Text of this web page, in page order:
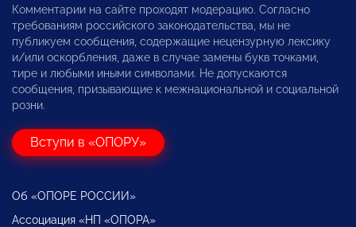
Комментарии на сайте проходят модерацию. Согласно
требованиям российского законодательства, мы не
публикуем сообщения, содержащие нецензурную лексику
и/или оскорбления, даже в случае замены букв точками,
тире и любыми иными символами. Не допускаются
сообщения, призывающие к межнациональной и социальной
розни.
Вступи в «ОПОРУ»
Об «ОПОРЕ РОССИИ»
Ассоциация «НП «ОПОРА»